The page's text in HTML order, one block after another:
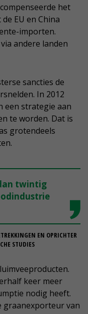
het
EU en China
importen.
andere landen
sancties de
In 2012
een strategie aan
te worden. Dat is
grotendeels
twintig
EN OPRICHTER
STUDIES
keer meer
nodig heeft.
graanexporteur van